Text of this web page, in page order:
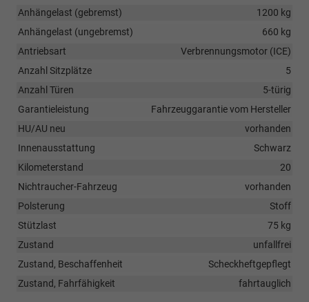
Anhängelast (gebremst)
1200 kg
Anhängelast (ungebremst)
660 kg
Antriebsart
Verbrennungsmotor (ICE)
Anzahl Sitzplätze
5
Anzahl Türen
5-türig
Garantieleistung
Fahrzeuggarantie vom Hersteller
HU/AU neu
vorhanden
Innenausstattung
Schwarz
Kilometerstand
20
Nichtraucher-Fahrzeug
vorhanden
Polsterung
Stoff
Stützlast
75 kg
Zustand
unfallfrei
Zustand, Beschaffenheit
Scheckheftgepflegt
Zustand, Fahrfähigkeit
fahrtauglich